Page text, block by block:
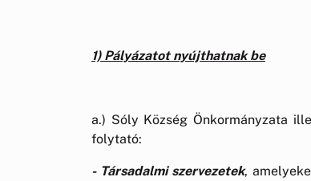
1) Pályázatot nyújthatnak be
a.) Sóly Község Önkormányzata
folytató:
- Társadalmi szervezetek,